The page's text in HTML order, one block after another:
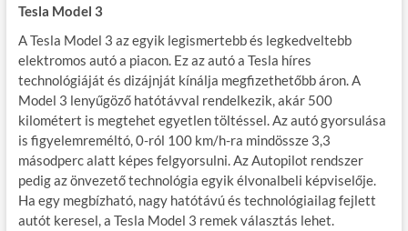
Tesla Model 3
A Tesla Model 3 az egyik legismertebb és legkedveltebb
elektromos autó a piacon. Ez az autó a Tesla híres
technológiáját és dizájnját kínálja megfizethetőbb áron. A
Model 3 lenyűgöző hatótávval rendelkezik, akár 500
kilométert is megtehet egyetlen töltéssel. Az autó gyorsulása
is figyelemreméltó, 0-ról 100 km/h-ra mindössze 3,3
másodperc alatt képes felgyorsulni. Az Autopilot rendszer
pedig az önvezető technológia egyik élvonalbeli képviselője.
Ha egy megbízható, nagy hatótávú és technológiailag fejlett
autót keresel, a Tesla Model 3 remek választás lehet.